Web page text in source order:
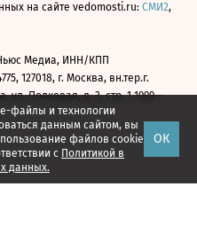
файлы и технологии
данным сайтом, вы
файлов cookie
с Политикой в
данных.
ОК
на сайте vedomosti.ru: СМИ2,
Медиа, ИНН/КПП
127018, г. Москва, вн.тер.г.
Полковая, д. 3, стр. 1 1999—